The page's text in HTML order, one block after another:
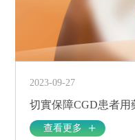
2023-09-27
查看更多